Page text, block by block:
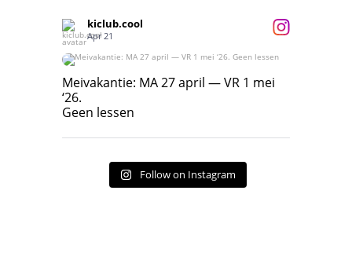
kiclub.cool
Apr 21
Meivakantie: MA 27 april — VR 1 mei ‘26.
Geen lessen
Meivakantie: MA 27 april — VR 1 mei
‘26.
Geen lessen
Follow on Instagram